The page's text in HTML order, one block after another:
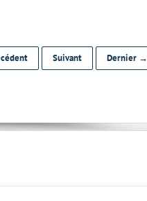
Suivant Dernier →